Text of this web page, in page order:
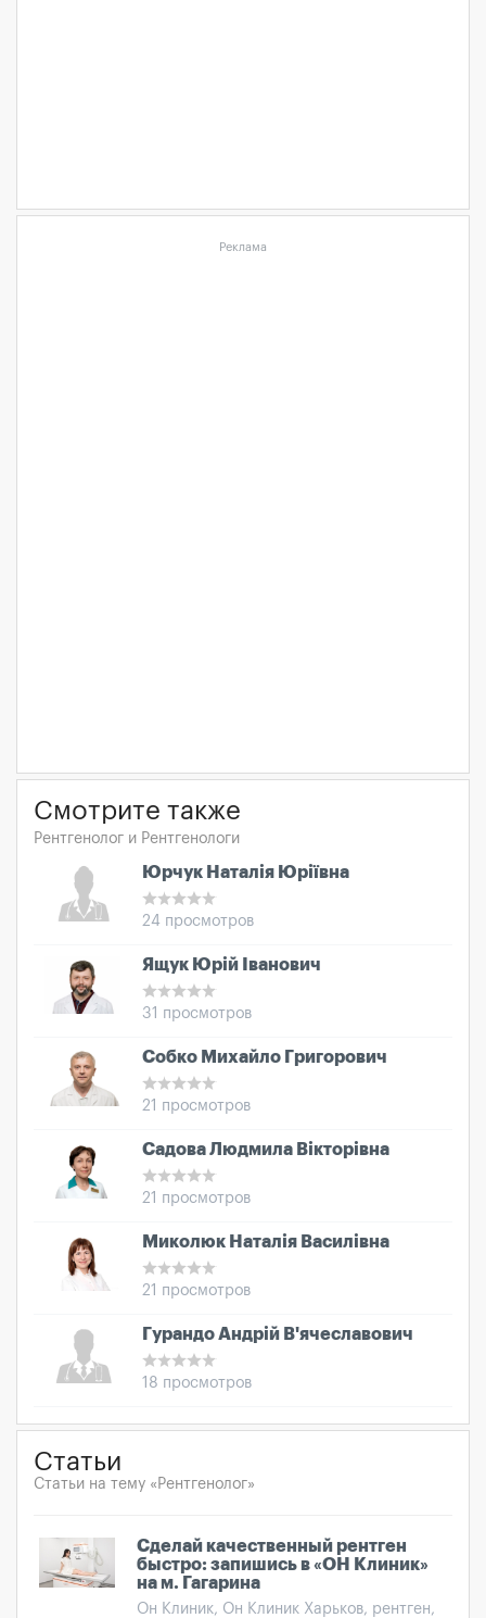
Реклама
Смотрите также
Рентгенолог и Рентгенологи
Юрчук Наталія Юріївна
24 просмотров
Ящук Юрій Іванович
31 просмотров
Собко Михайло Григорович
21 просмотров
Садова Людмила Вікторівна
21 просмотров
Миколюк Наталія Василівна
21 просмотров
Гурандо Андрій В'ячеславович
18 просмотров
Статьи
Статьи на тему «Рентгенолог»
Сделай качественный рентген
быстро: запишись в «ОН Клиник»
на м. Гагарина
Он Клиник, Он Клиник Харьков, рентген,